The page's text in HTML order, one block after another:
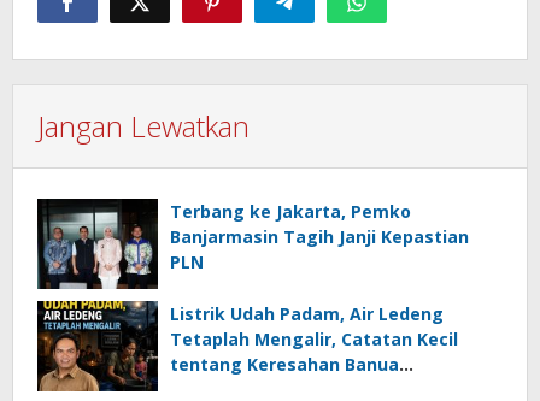
Jangan Lewatkan
Terbang ke Jakarta, Pemko
Banjarmasin Tagih Janji Kepastian
PLN
Listrik Udah Padam, Air Ledeng
Tetaplah Mengalir, Catatan Kecil
tentang Keresahan Banua